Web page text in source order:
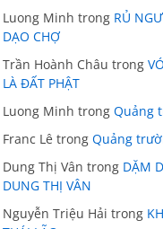
Luong Minh trong RỦ
DẠO CHỢ
Trần Hoành Châu trong
LÀ ĐẤT PHẬT
Luong Minh trong Quảng
Franc Lê trong Quảng
Dung Thị Vân trong DẶM
DUNG THỊ VÂN
Nguyễn Triệu Hải trong